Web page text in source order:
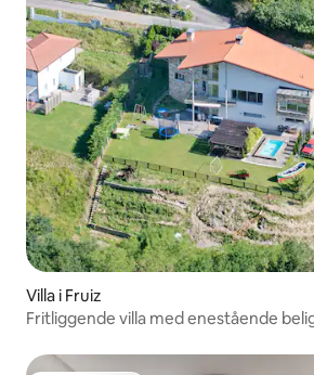
Villa i Fruiz
Fritliggende villa med enestående